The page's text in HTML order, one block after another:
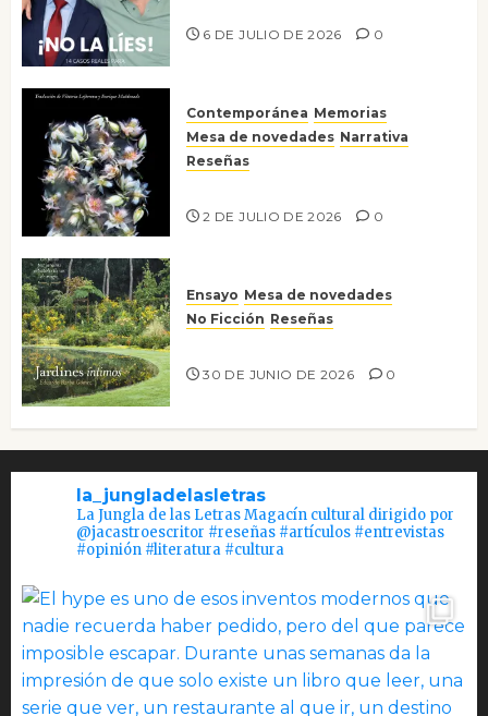
6 DE JULIO DE 2026 0
Contemporánea Memorias
Mesa de novedades Narrativa
Reseñas
2 DE JULIO DE 2026 0
Ensayo Mesa de novedades
No Ficción Reseñas
30 DE JUNIO DE 2026 0
la_jungladelasletras
La Jungla de las Letras Magacín cultural dirigido por
@jacastroescritor #reseñas #artículos #entrevistas
#opinión #literatura #cultura